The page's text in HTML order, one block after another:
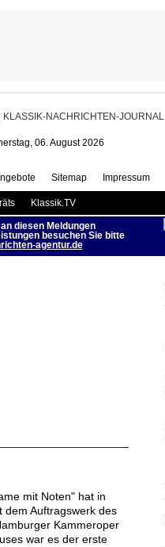
in Hamburg
| MUSIK HEUTE
06. August 2026
Sitemap Impressum
Klassik.TV
diesen Meldungen
besuchen Sie bitte
agentur.de
mit Noten" hat in
dem Auftragswerk des
Kammeroper
war es der erste